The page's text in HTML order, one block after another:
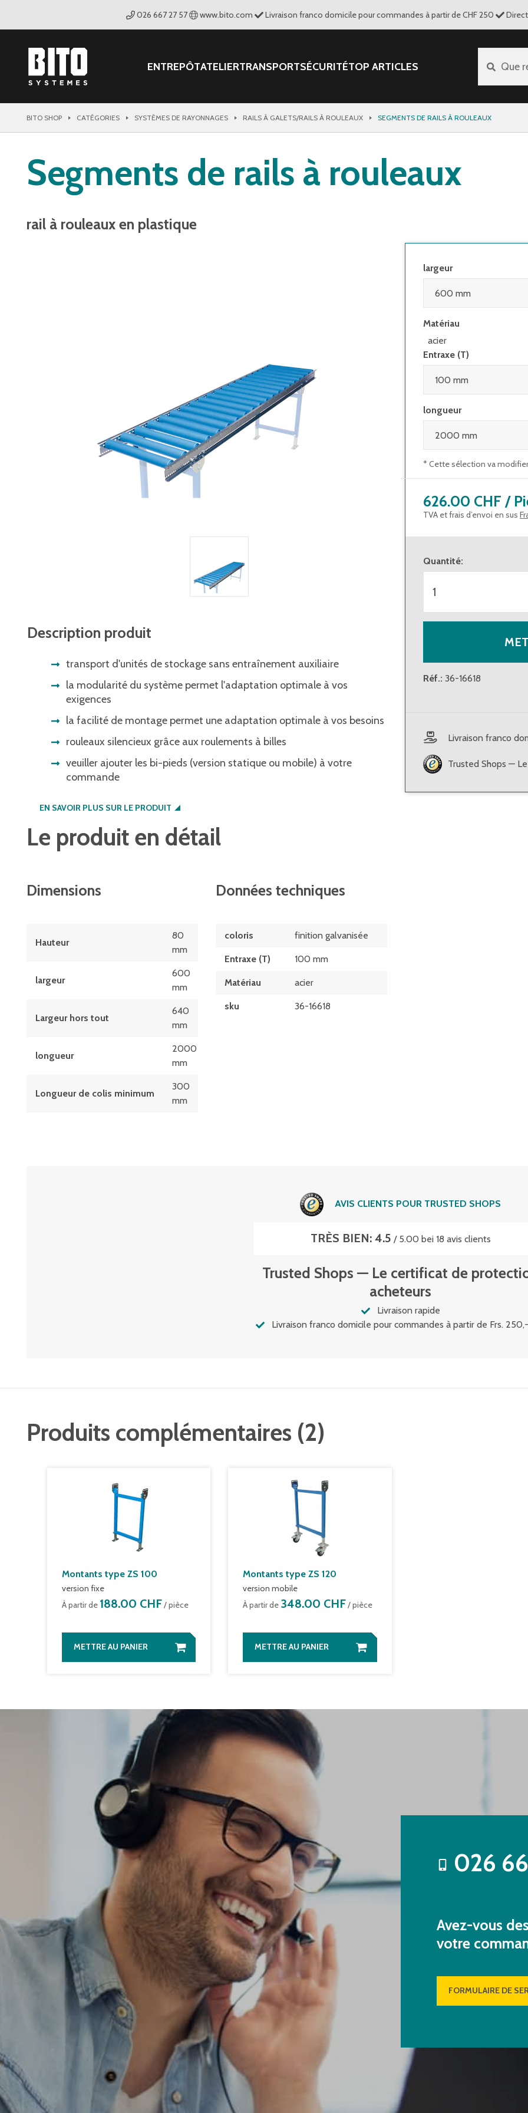
026 667 27 57 www.bito.com Livraison franco domicile pour commandes à partir de CHF 250
ENTREPÔTATELIERTRANSPORTSÉCURITÉTOP ARTICLES Que
BITO SHOP CATÉGORIES SYSTÈMES DE RAYONNAGES RAILS À GALETS/RAILS À ROULEAUX SEGMENTS DE RAILS À ROULEAUX
Segments de rails à rouleaux
rail à rouleaux en plastique
Description produit
transport d'unités de stockage sans entraînement auxiliaire
la modularité du système permet l'adaptation optimale à vos
exigences
la facilité de montage permet une adaptation optimale à vos besoins
rouleaux silencieux grâce aux roulements à billes
veuiller ajouter les bi-pieds (version statique ou mobile) à votre
commande
EN SAVOIR PLUS SUR LE PRODUIT
Le produit en détail
Dimensions
Hauteur
80
mm
largeur
600
mm
Largeur hors tout
640
mm
longueur
2000
mm
Longueur de colis minimum
300
mm
Données techniques
coloris finition galvanisée
Entraxe (T) 100 mm
Matériau acier
sku 36-16618
largeur
Matériau
acier
Entraxe (T)
longueur
* Cette sélection va
626.00 CHF /
TVA et frais d’envoi en sus
Quantité:
Réf.: 36-16618
Livraison franco
Trusted Shops —
AVIS CLIENTS POUR TRUSTED SHOPS
TRÈS BIEN: 4.5 / 5.00 bei 18 avis clients
Trusted Shops — Le certificat de
acheteurs
Livraison rapide
Livraison franco domicile pour commandes à partir de Frs.
Produits complémentaires (2)
Montants type ZS 100
version fixe
À partir de 188.00 CHF/ pièce
METTRE AU PANIER
Montants type ZS 120
version mobile
À partir de 348.00 CHF/ pièce
METTRE AU PANIER
026
Avez-vous
votre
FORMULAIRE DE